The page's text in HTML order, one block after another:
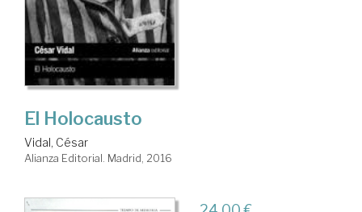
El Holocausto
Vidal, César
Alianza Editorial. Madrid, 2016